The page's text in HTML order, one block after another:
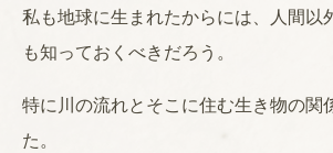
私も地球に生まれたからには、人間以
も知っておくべきだろう。
特に川の流れとそこに住む生き物の関
た。